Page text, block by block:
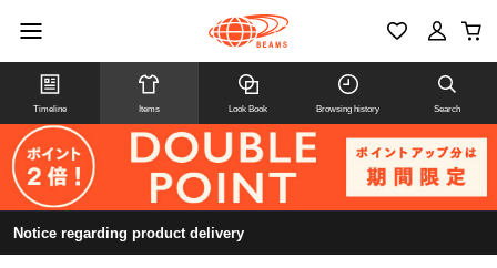
Timeline Items Look Book Browsing history Search
Notice regarding product delivery